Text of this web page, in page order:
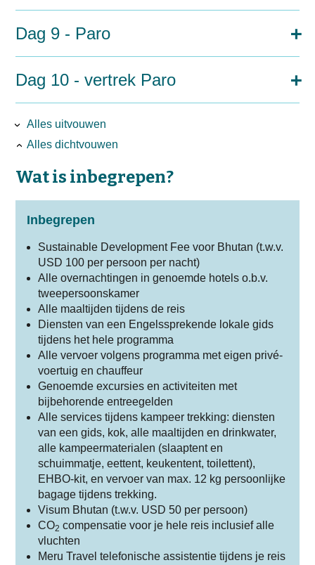
Dag 9 - Paro
Dag 10 - vertrek Paro
Alles uitvouwen
Alles dichtvouwen
Wat is inbegrepen?
Inbegrepen
Sustainable Development Fee voor Bhutan (t.w.v.
USD 100 per persoon per nacht)
Alle overnachtingen in genoemde hotels o.b.v.
tweepersoonskamer
Alle maaltijden tijdens de reis
Diensten van een Engelssprekende lokale gids
tijdens het hele programma
Alle vervoer volgens programma met eigen privé-
voertuig en chauffeur
Genoemde excursies en activiteiten met
bijbehorende entreegelden
Alle services tijdens kampeer trekking: diensten
van een gids, kok, alle maaltijden en drinkwater,
alle kampeermaterialen (slaaptent en
schuimmatje, eettent, keukentent, toilettent),
EHBO-kit, en vervoer van max. 12 kg persoonlijke
bagage tijdens trekking.
Visum Bhutan (t.w.v. USD 50 per persoon)
CO2 compensatie voor je hele reis inclusief alle
vluchten
Meru Travel telefonische assistentie tijdens je reis